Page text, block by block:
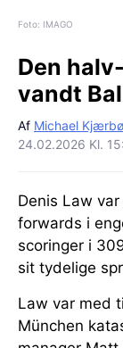
Foto: IMAGO
Den
vandt
Af Michael
24.02.2026 Kl.
Denis Law
forwards i
scoringer i
sit tydelige
Law var med
München